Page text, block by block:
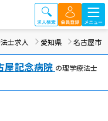
士求人 愛知県 名古屋市
記念病院 の理学療法士